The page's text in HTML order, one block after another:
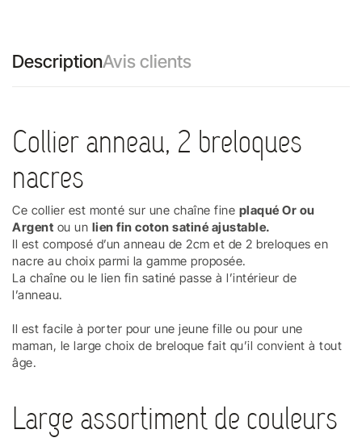
DescriptionAvis clients
Collier anneau, 2 breloques
nacres
Ce collier est monté sur une chaîne fine plaqué Or ou
Argent ou un lien fin coton satiné ajustable.
Il est composé d’un anneau de 2cm et de 2 breloques en
nacre au choix parmi la gamme proposée.
La chaîne ou le lien fin satiné passe à l’intérieur de
l’anneau.
Il est facile à porter pour une jeune fille ou pour une
maman, le large choix de breloque fait qu’il convient à tout
âge.
Large assortiment de couleurs